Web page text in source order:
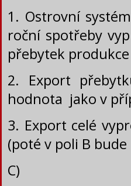
1. Ostrovní
roční spotřeby
přebytek
2. Export
hodnota jako v
3. Export celé
(poté v poli B bude
C)